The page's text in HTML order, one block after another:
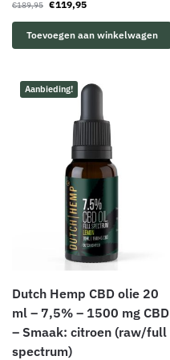
€189,95 €119,95
Toevoegen aan winkelwagen
Aanbieding!
Dutch Hemp CBD olie 20
ml – 7,5% – 1500 mg CBD
– Smaak: citroen (raw/full
spectrum)